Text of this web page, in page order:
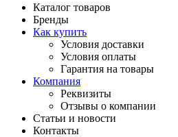
Каталог товаров
Бренды
Как купить
Условия доставки
Условия оплаты
Гарантия на товары
Компания
Реквизиты
Отзывы о компании
Статьи и новости
Контакты